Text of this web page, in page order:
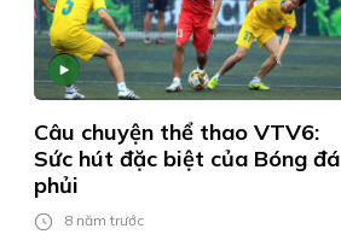
Câu chuyện thể thao VTV6:
Sức hút đặc biệt của Bóng đá
phủi
8 năm trước